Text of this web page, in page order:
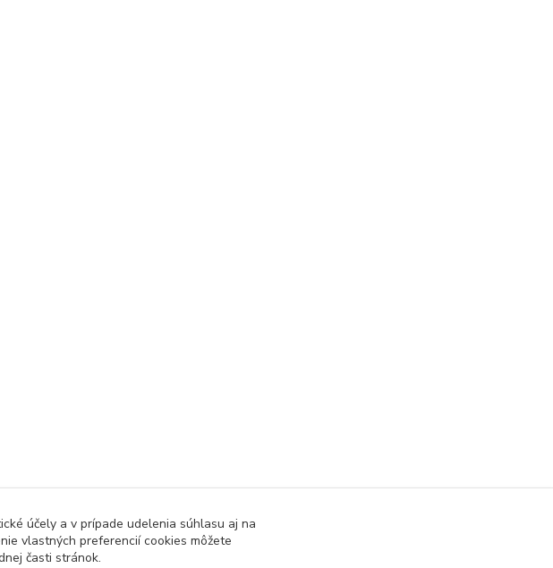
účely a v prípade udelenia súhlasu aj na
vlastných preferencií cookies môžete
časti stránok.